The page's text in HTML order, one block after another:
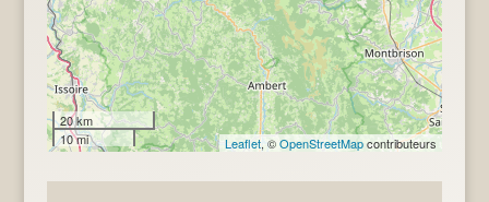
20 km
10 mi
Leaflet, ©OpenStreetMapcontributeurs